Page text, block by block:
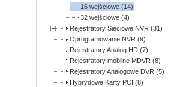
16 wejściowe (14)
32 wejściowe (4)
Rejestratory Sieciowe NVR (31)
Oprogramowanie NVR (9)
Rejestratory Analog HD (7)
Rejestratory mobilne MDVR (8)
Rejestratory Analogowe DVR (5)
Hybrydowe Karty PCI (8)